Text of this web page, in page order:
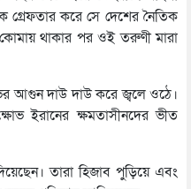
করে সে দেশের নৈতিক
থাকার পর ওই তরুণী মারা
আগুন দাউ দাউ করে জ্বলে ওঠে।
ইরানের ক্ষমতাসীনদের ভীত
তারা হিজাব পুড়িয়ে এবং